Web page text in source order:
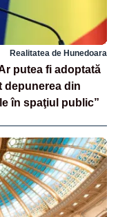
Realitatea de Hunedoara
putea fi adoptată
depunerea din
în spaţiul public”